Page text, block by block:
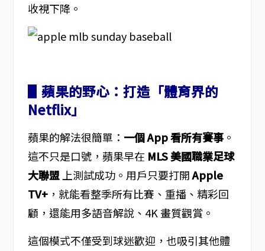
收視下降。
▋蘋果的野心：打造「體育界的
Netflix」
蘋果的解法很簡單： 一個 App 看所有賽事。
這不只是口號，蘋果早在 MLS 美國職業足球
大聯盟上測試成功。用戶只要打開Apple
TV+，就能看整季所有比賽、重播、精彩回
顧，還能用多語音解說、4K 畫質觀賞。
這個模式不僅受到球迷歡迎，也吸引其他體